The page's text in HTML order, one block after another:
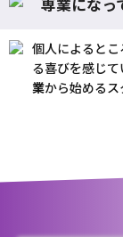
専業になっ
個人によると
る喜びを感じて
業から始めるス